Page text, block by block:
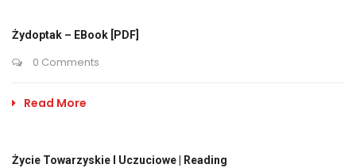
Żydoptak – EBook [PDF]
0 Comments
Read More
Życie Towarzyskie I Uczuciowe | Reading